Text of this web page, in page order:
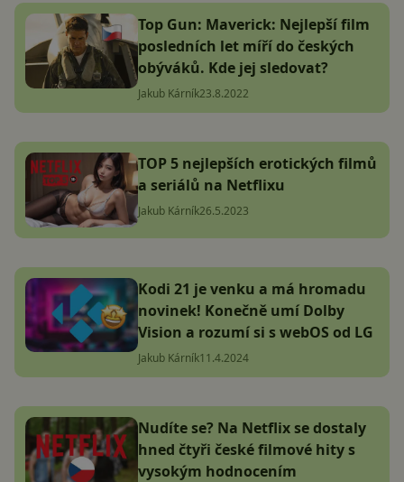
Top Gun: Maverick: Nejlepší film
posledních let míří do českých
obýváků. Kde jej sledovat?
Jakub Kárník23.8.2022
TOP 5 nejlepších erotických filmů
a seriálů na Netflixu
Jakub Kárník26.5.2023
Kodi 21 je venku a má hromadu
novinek! Konečně umí Dolby
Vision a rozumí si s webOS od LG
Jakub Kárník11.4.2024
Nudíte se? Na Netflix se dostaly
hned čtyři české filmové hity s
vysokým hodnocením